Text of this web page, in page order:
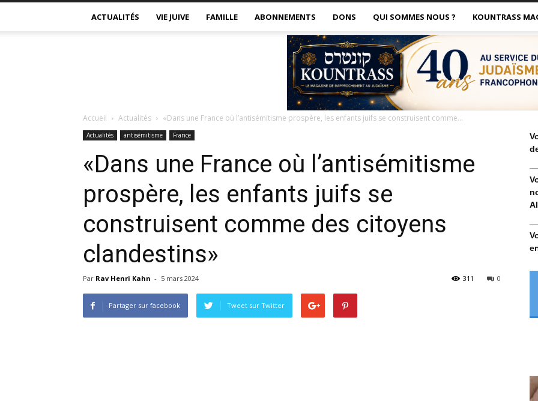
ACTUALITÉS VIE JUIVE FAMILLE ABONNEMENTS DONS QUI SOMMES NOUS ? KOUNTRASS
Accueil Actualités «Dans une France où l’antisémitisme prospère, les enfants juifs se construisent comme...
Actualités antisémitisme France
«Dans une France où l’antisémitisme
prospère, les enfants juifs se
construisent comme des citoyens
clandestins»
Par Rav Henri Kahn - 5 mars 2024 0
311
Partager sur facebook Tweet sur Twitter